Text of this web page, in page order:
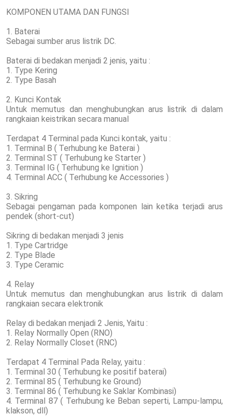
KOMPONEN UTAMA DAN FUNGSI
1. Baterai
Sebagai sumber arus listrik DC.
Baterai di bedakan menjadi 2 jenis, yaitu :
1. Type Kering
2. Type Basah
2. Kunci Kontak
Untuk memutus dan menghubungkan arus listrik di dalam
rangkaian keistrikan secara manual
Terdapat 4 Terminal pada Kunci kontak, yaitu :
1. Terminal B ( Terhubung ke Baterai )
2. Terminal ST ( Terhubung ke Starter )
3. Terminal IG ( Terhubung ke Ignition )
4. Terminal ACC ( Terhubung ke Accessories )
3. Sikring
Sebagai pengaman pada komponen lain ketika terjadi arus
pendek (short-cut)
Sikring di bedakan menjadi 3 jenis
1. Type Cartridge
2. Type Blade
3. Type Ceramic
4. Relay
Untuk memutus dan menghubungkan arus listrik di dalam
rangkaian secara elektronik
Relay di bedakan menjadi 2 Jenis, Yaitu :
1. Relay Normally Open (RNO)
2. Relay Normally Closet (RNC)
Terdapat 4 Terminal Pada Relay, yaitu :
1. Terminal 30 ( Terhubung ke positif baterai)
2. Terminal 85 ( Terhubung ke Ground)
3. Terminal 86 ( Terhubung ke Saklar Kombinasi)
4. Terminal 87 ( Terhubung ke Beban seperti, Lampu-lampu,
klakson, dll)